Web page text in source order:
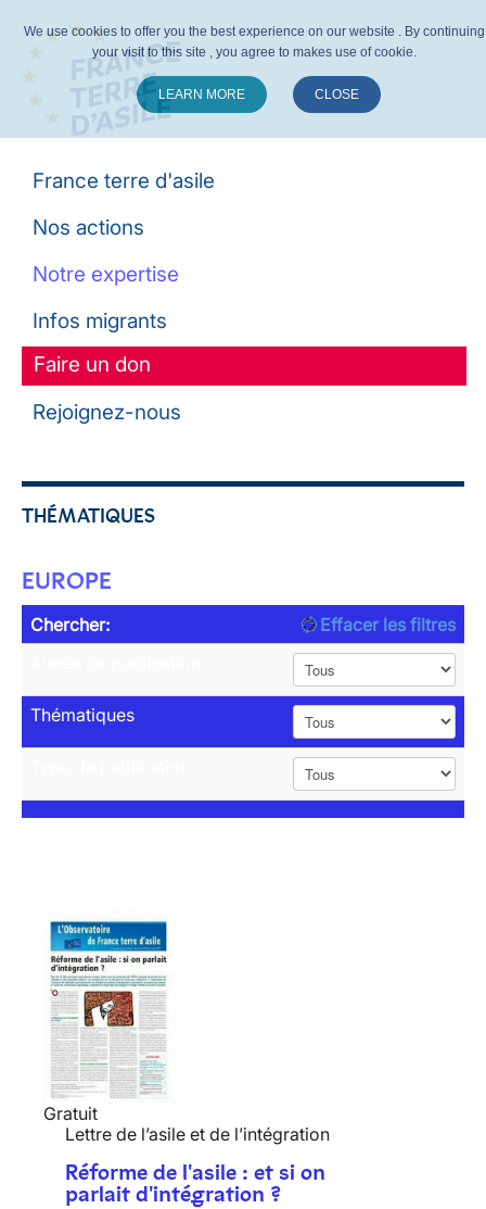
France terre d'asile
Nos actions
Notre expertise
Infos migrants
Faire un don
Rejoignez-nous
THÉMATIQUES
EUROPE
Chercher:
Effacer les filtres
Thématiques
Gratuit
Lettre de l’asile et de l’intégration
Réforme de l'asile : et si on
parlait d'intégration ?
We use cookies to offer you the best experience on our website . By continuing
your visit to this site , you agree to makes use of cookie.
LEARN MORE CLOSE